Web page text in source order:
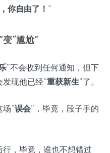
你自由了！ ”
“尴尬”
”不会收到任何通知，但下
现他已经“重获新生”了。
“误会”，毕竟，段子手的
，毕竟，谁也不想错过